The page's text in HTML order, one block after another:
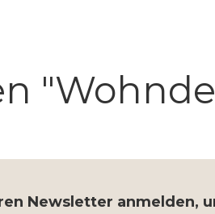
Newsletter anmelden,